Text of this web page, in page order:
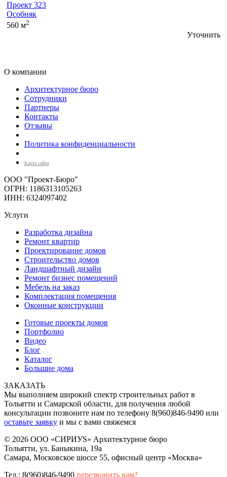
Проект 323
Особняк
560 м2
Уточнить
О компании
Архитектурное бюро
Сотрудники
Партнеры
Контакты
Отзывы
Политика конфиденциальности
Карта сайта
ООО "Проект-Бюро"
ОГРН: 1186313105263
ИНН: 6324097402
Услуги
Разработка дизайна
Ремонт квартир
Проектирование домов
Строительство домов
Ландшафтный дизайн
Ремонт бизнес помещений
Мебель на заказ
Комплектация помещения
Оконные конструкции
Готовые проекты домов
Портфолио
Видео
Блог
Каталог
Большие дома
ЗАКАЗАТЬ
Мы выполняем широкий спектр строительных работ в
Тольятти и Самарской области, для получения любой
консультации позвоните нам по телефону 8(960)846-9490 или
оставьте заявку и мы с вами свяжемся
© 2026 ООО «СИРИУS» Архитектурное бюро
Тольятти, ул. Баныкина, 19а
Самара, Московское шоссе 55, офисный центр «Москва»
Тел.: 8(960)846-9490 перезвонить вам?